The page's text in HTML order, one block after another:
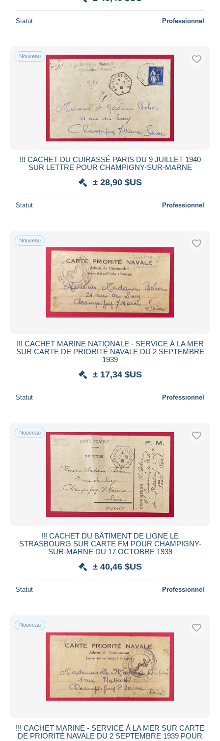
Statut Professionnel
Nouveau
!!! CACHET DU CUIRASSÉ PARIS DU 9 JUILLET 1940
SUR LETTRE POUR CHAMPIGNY-SUR-MARNE
± 28,90 $US
Statut Professionnel
Nouveau
!!! CACHET MARINE NATIONALE - SERVICE À LA MER
SUR CARTE DE PRIORITÉ NAVALE DU 2 SEPTEMBRE
1939
± 17,34 $US
Statut Professionnel
Nouveau
!!! CACHET DU BÂTIMENT DE LIGNE LE
STRASBOURG SUR CARTE FM POUR CHAMPIGNY-
SUR-MARNE DU 17 OCTOBRE 1939
± 40,46 $US
Statut Professionnel
Nouveau
!!! CACHET MARINE - SERVICE À LA MER SUR CARTE
DE PRIORITÉ NAVALE DU 2 SEPTEMBRE 1939 POUR